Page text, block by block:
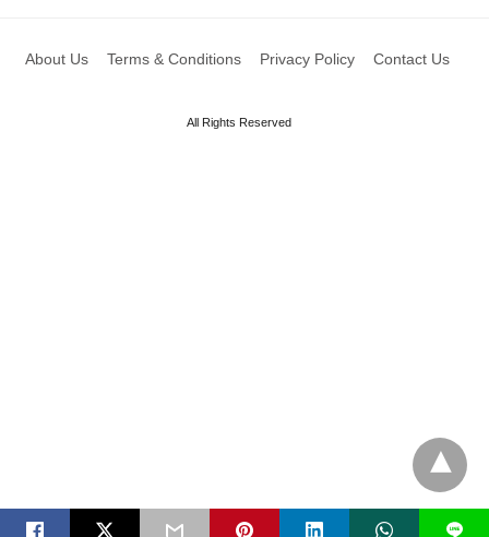
About Us Terms & Conditions Privacy Policy Contact Us
All Rights Reserved
L